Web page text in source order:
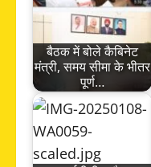
बैठक में बोले कैबिनेट
मंत्री, समय सीमा के भीतर
पूर्ण…